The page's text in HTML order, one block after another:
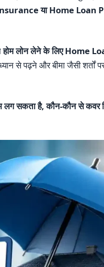
या Home Loan
होम लोन लेने के लिए Home
से पढ़ने और बीमा जैसी शर्तों
लग सकता है, कौन-कौन से कवर